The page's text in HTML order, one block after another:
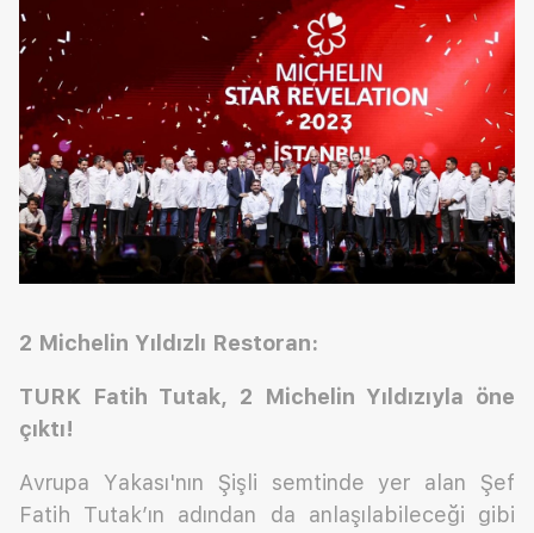
2 Michelin Yıldızlı Restoran:
TURK Fatih Tutak, 2 Michelin Yıldızıyla öne
çıktı!
Avrupa Yakası'nın Şişli semtinde yer alan Şef
Fatih Tutak’ın adından da anlaşılabileceği gibi